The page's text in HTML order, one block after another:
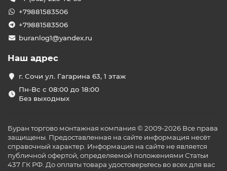
+79881583506
+79881583506
buranlog1@yandex.ru
Наш адрес
г. Сочи ул. Гагарина 63, 1 этаж
Пн-Вс с 08:00 до 18:00
Без выходных
Буран торгово монтажная компания © 2009-2026 Все права
защищены. Предоставленная на сайте информация несёт
справочный характер. Информация на сайте не является
публичной офертой, определяемой положениями Статьи
437 ГК РФ. До оплаты товара удостоверьтесь во всех для вас